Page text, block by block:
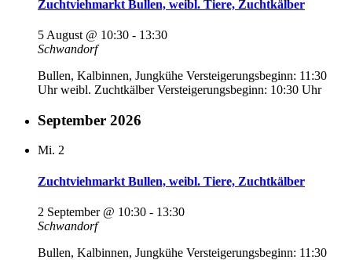
Zuchtviehmarkt Bullen, weibl. Tiere, Zuchtkälber
5 August @ 10:30 - 13:30
Schwandorf
Bullen, Kalbinnen, Jungkühe Versteigerungsbeginn: 11:30
Uhr weibl. Zuchtkälber Versteigerungsbeginn: 10:30 Uhr
September 2026
Mi. 2
Zuchtviehmarkt Bullen, weibl. Tiere, Zuchtkälber
2 September @ 10:30 - 13:30
Schwandorf
Bullen, Kalbinnen, Jungkühe Versteigerungsbeginn: 11:30